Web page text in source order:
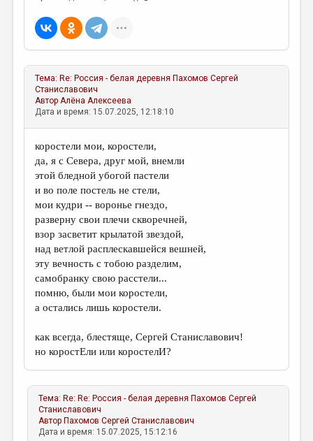
Тема: Re: Россия - белая деревня Пахомов Сергей
Станиславович
АвторАлёна Алексеева
Дата и время: 15.07.2025, 12:18:10
коростели мои, коростели,
да, я с Севера, друг мой, внемли
этой бледной убогой пастели
и во поле постель не стели,
мои кудри -- воронье гнездо,
разверну свои плечи скворечней,
взор засветит крылатой звездой,
над ветлой расплескавшейся вешней,
эту вечность с тобою разделим,
самобранку свою расстели...
помню, были мои коростели,
а остались лишь коростели.
как всегда, блестяще, Сергей Станиславович!
но коростЕли или коростелИ?
Тема: Re: Re: Россия - белая деревня Пахомов Сергей
Станиславович
Автор Пахомов Сергей Станиславович
Дата и время: 15.07.2025, 15:12:16